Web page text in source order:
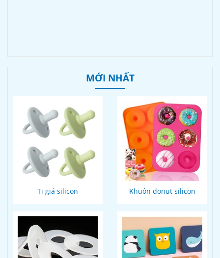
MỚI NHẤT
Ti giả silicon Khuôn donut silicon